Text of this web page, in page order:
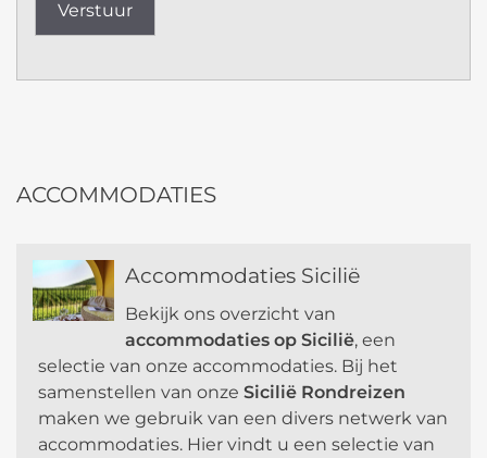
A
n
t
i
v
ACCOMMODATIES
Accommodaties Sicilië
Bekijk ons overzicht van
accommodaties op Sicilië, een
selectie van onze accommodaties. Bij het
samenstellen van onze Sicilië Rondreizen
maken we gebruik van een divers netwerk van
accommodaties. Hier vindt u een selectie van